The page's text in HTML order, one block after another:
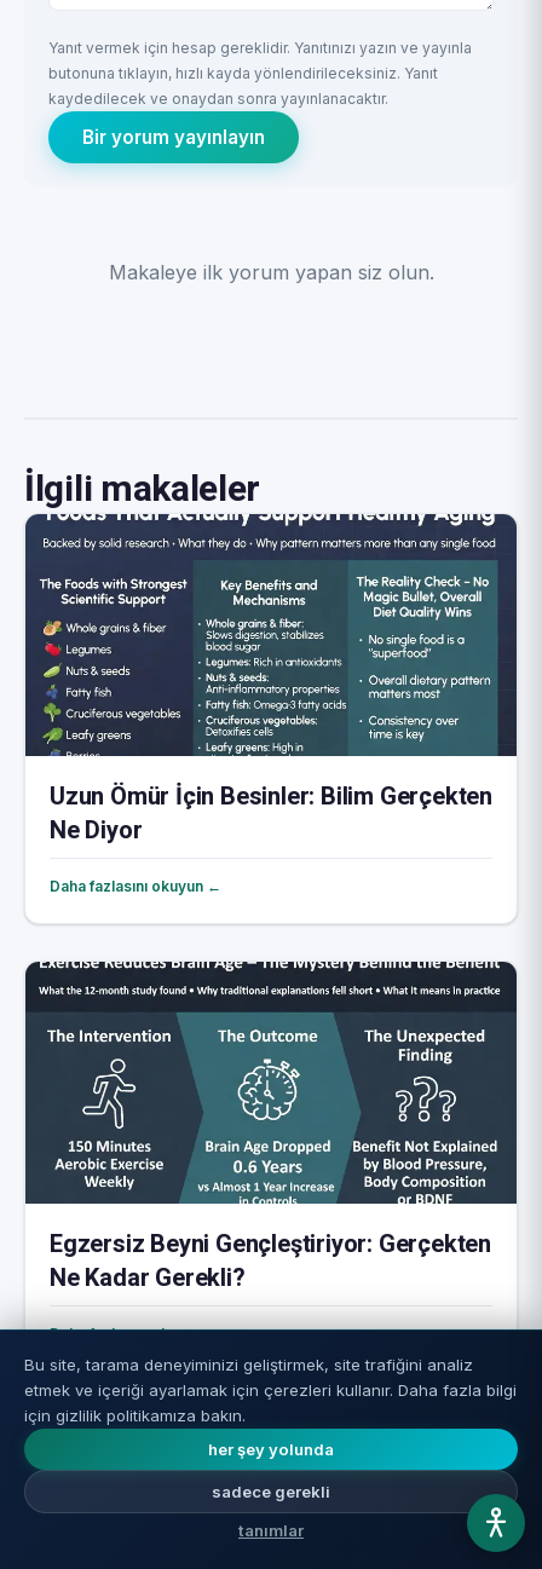
Yanıt vermek için hesap gereklidir. Yanıtınızı yazın ve yayınla
butonuna tıklayın, hızlı kayda yönlendirileceksiniz. Yanıt
kaydedilecek ve onaydan sonra yayınlanacaktır.
Bir yorum yayınlayın
Makaleye ilk yorum yapan siz olun.
İlgili makaleler
Uzun Ömür İçin Besinler: Bilim Gerçekten
Ne Diyor
Daha fazlasını okuyun ←
Egzersiz Beyni Gençleştiriyor: Gerçekten
Ne Kadar Gerekli?
Daha fazlasını okuyun ←
Bu site, tarama deneyiminizi geliştirmek, site trafiğini analiz
etmek ve içeriği ayarlamak için çerezleri kullanır. Daha fazla bilgi
için gizlilik politikamıza bakın.
her şey yolunda
sadece gerekli
tanımlar